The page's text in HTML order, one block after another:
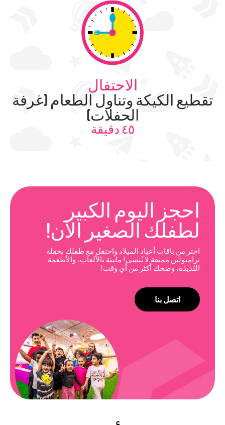
الاحتفال
تقطيع الكيكة وتناول الطعام (غرفة
الحفلات)
٤٥ دقيقة
احجز اليوم الكبير
لطفلك الصغير الآن!
اختر من باقات أعياد الميلاد واحتفل مع طفلك بحفلة
ترامبولين ممتعة لا تُنسى! مليئة بالألعاب، والأطعمة
اللذيذة، وضحك أكثر من أي وقت!
اتصل بنا